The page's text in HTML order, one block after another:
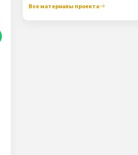
Все материалы проекта